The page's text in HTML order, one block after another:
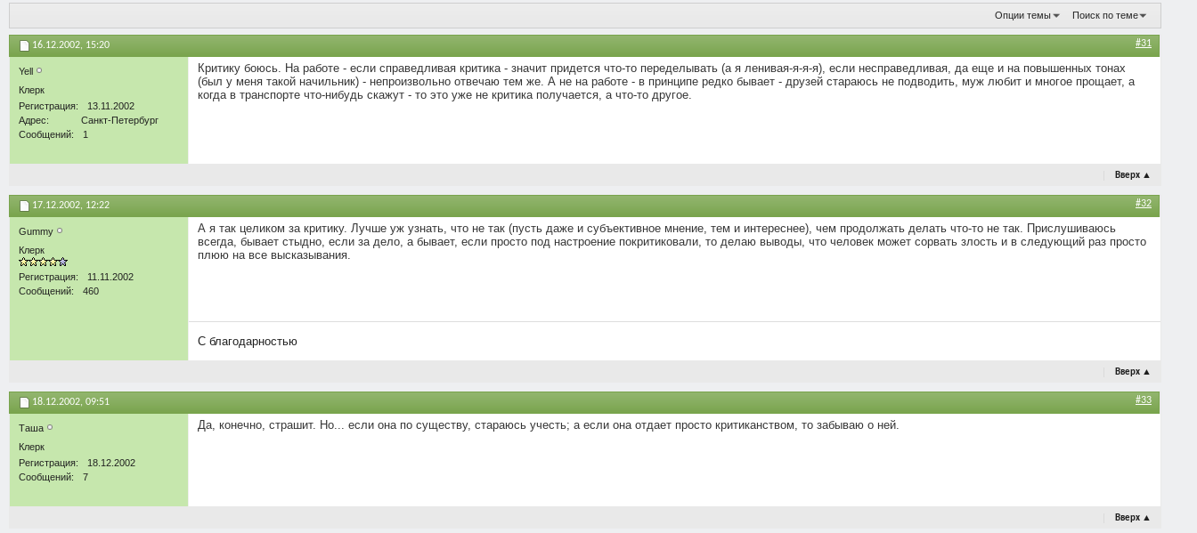
Опции темы Поиск по теме
16.12.2002, 15:20 #31
Yell
Клерк
Регистрация
13.11.2002
Адрес
Санкт-Петербург
Сообщений
1
Критику боюсь. На работе - если справедливая критика - значит придется что-то переделывать (а я ленивая-я-я-я), если несправедливая, да еще и на повышенных тонах
(был у меня такой начильник) - непроизвольно отвечаю тем же. А не на работе - в принципе редко бывает - друзей стараюсь не подводить, муж любит и многое прощает, а
когда в транспорте что-нибудь скажут - то это уже не критика получается, а что-то другое.
Вверх ▲
17.12.2002, 12:22 #32
Gummy
Клерк
Регистрация
11.11.2002
Сообщений
460
А я так целиком за критику. Лучше уж узнать, что не так (пусть даже и субъективное мнение, тем и интереснее), чем продолжать делать что-то не так. Прислушиваюсь
всегда, бывает стыдно, если за дело, а бывает, если просто под настроение покритиковали, то делаю выводы, что человек может сорвать злость и в следующий раз просто
плюю на все высказывания.
C благодарностью
Вверх ▲
18.12.2002, 09:51 #33
Таша
Клерк
Регистрация
18.12.2002
Сообщений
7
Да, конечно, страшит. Но... если она по существу, стараюсь учесть; а если она отдает просто критиканством, то забываю о ней.
Вверх ▲